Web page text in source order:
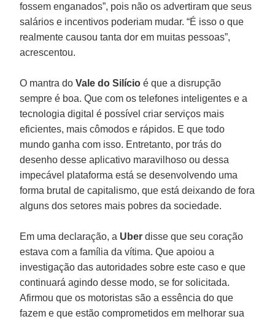
fossem enganados”, pois não os advertiram que seus
salários e incentivos poderiam mudar. “É isso o que
realmente causou tanta dor em muitas pessoas”,
acrescentou.
O mantra doVale do Silício é que a disrupção
sempre é boa. Que com os telefones inteligentes e a
tecnologia digital é possível criar serviços mais
eficientes, mais cômodos e rápidos. E que todo
mundo ganha com isso. Entretanto, por trás do
desenho desse aplicativo maravilhoso ou dessa
impecável plataforma está se desenvolvendo uma
forma brutal de capitalismo, que está deixando de fora
alguns dos setores mais pobres da sociedade.
Em uma declaração, a Uber disse que seu coração
estava com a família da vítima. Que apoiou a
investigação das autoridades sobre este caso e que
continuará agindo desse modo, se for solicitada.
Afirmou que os motoristas são a essência do que
fazem e que estão comprometidos em melhorar sua